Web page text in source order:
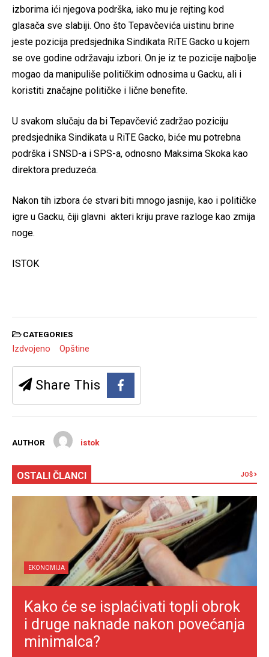
izborima ići njegova podrška, iako mu je rejting kod
glasača sve slabiji. Ono što Tepavčevića uistinu brine
jeste pozicija predsjednika Sindikata RiTE Gacko u kojem
se ove godine održavaju izbori. On je iz te pozicije najbolje
mogao da manipuliše političkim odnosima u Gacku, ali i
koristiti značajne političke i lične benefite.
U svakom slučaju da bi Tepavčević zadržao poziciju
predsjednika Sindikata u RiTE Gacko, biće mu potrebna
podrška i SNSD-a i SPS-a, odnosno Maksima Skoka kao
direktora preduzeća.
Nakon tih izbora će stvari biti mnogo jasnije, kao i političke
igre u Gacku, čiji glavni akteri kriju prave razloge kao zmija
noge.
ISTOK
CATEGORIES
Izdvojeno Opštine
Share This
AUTHOR istok
OSTALI ČLANCI JOŠ
EKONOMIJA
Kako će se isplaćivati topli obrok
i druge naknade nakon povećanja
minimalca?